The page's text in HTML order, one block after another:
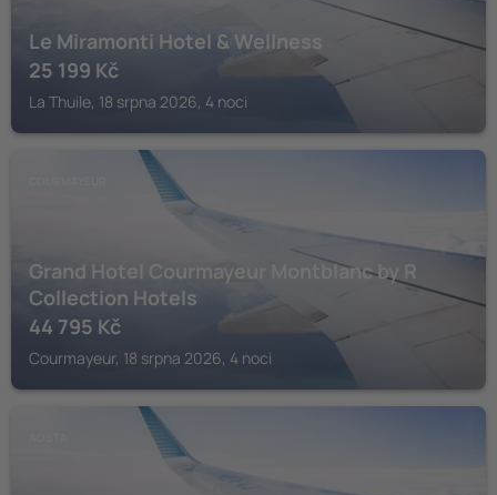
Le Miramonti Hotel & Wellness
25 199 Kč
La Thuile, 18 srpna 2026, 4 noci
Grand Hotel Courmayeur Montblanc by R
Collection Hotels
44 795 Kč
Courmayeur, 18 srpna 2026, 4 noci